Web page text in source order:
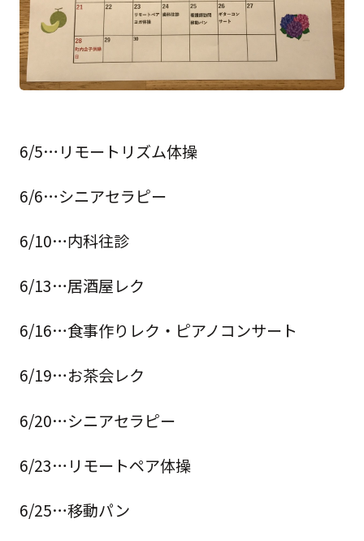
6/5…リモートリズム体操
6/6…シニアセラピー
6/10…内科往診
6/13…居酒屋レク
6/16…食事作りレク・ピアノコンサート
6/19…お茶会レク
6/20…シニアセラピー
6/23…リモートペア体操
6/25…移動パン